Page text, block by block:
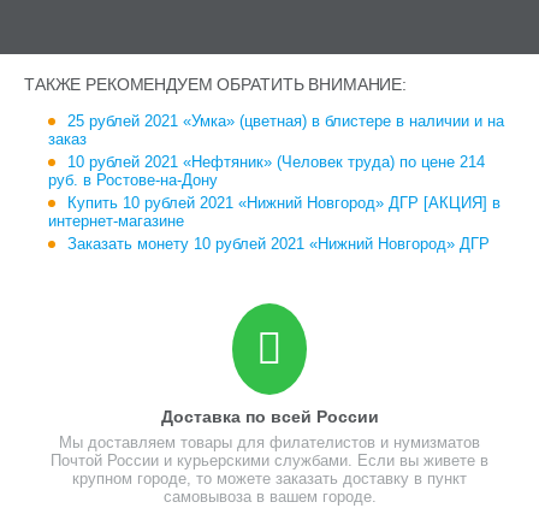
СЕРЕБРЯНАЯ КОЛЛЕКЦИОННАЯ
МОНЕТА
Трехрублевая монета выполнена из серебра 925 пробы
чеканкой улучшенного качества «пруф», считающейся
лучшей для изготовления подобных изделий. Проба
Окантовка выполнена с аверса и реверса монеты,
боковая сторона ребристая. На лицевой части изделия
отчеканен объемный Герб Российской Федерации. Также
выполнены стандартные надписи о стране и банке
год чеканки, 2021.
НЕДРАГОЦЕННАЯ
ТАКЖЕ РЕКОМЕНДУЕМ ОБРАТИТЬ ВНИМАНИЕ:
25 рублей 2021 «Умка» (цветная) в блистере в наличии и на
заказ
10 рублей 2021 «Нефтяник» (Человек труда) по цене 214
руб. в Ростове-на-Дону
Купить 10 рублей 2021 «Нижний Новгород» ДГР [АКЦИЯ] в
интернет-магазине
Заказать монету 10 рублей 2021 «Нижний Новгород» ДГР
Доставка по всей России
Мы доставляем товары для филателистов и нумизматов
Почтой России и курьерскими службами. Если вы живете в
крупном городе, то можете заказать доставку в пункт
самовывоза в вашем городе.